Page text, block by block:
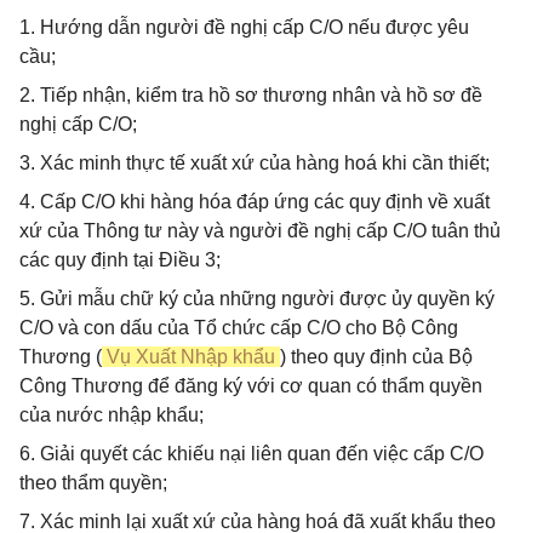
1. Hướng dẫn người đề nghị cấp C/O nếu được yêu
cầu;
2. Tiếp nhận, kiểm tra hồ sơ thương nhân và hồ sơ đề
nghị cấp C/O;
3. Xác minh thực tế xuất xứ của hàng hoá khi cần thiết;
4. Cấp C/O khi hàng hóa đáp ứng các quy định về xuất
xứ của Thông tư này và người đề nghị cấp C/O tuân thủ
các quy định tại Điều 3;
5. Gửi mẫu chữ ký của những người được ủy quyền ký
C/O và con dấu của Tổ chức cấp C/O cho Bộ Công
Thương ( Vụ Xuất Nhập khẩu ) theo quy định của Bộ
Công Thương để đăng ký với cơ quan có thẩm quyền
của nước nhập khẩu;
6. Giải quyết các khiếu nại liên quan đến việc cấp C/O
theo thẩm quyền;
7. Xác minh lại xuất xứ của hàng hoá đã xuất khẩu theo